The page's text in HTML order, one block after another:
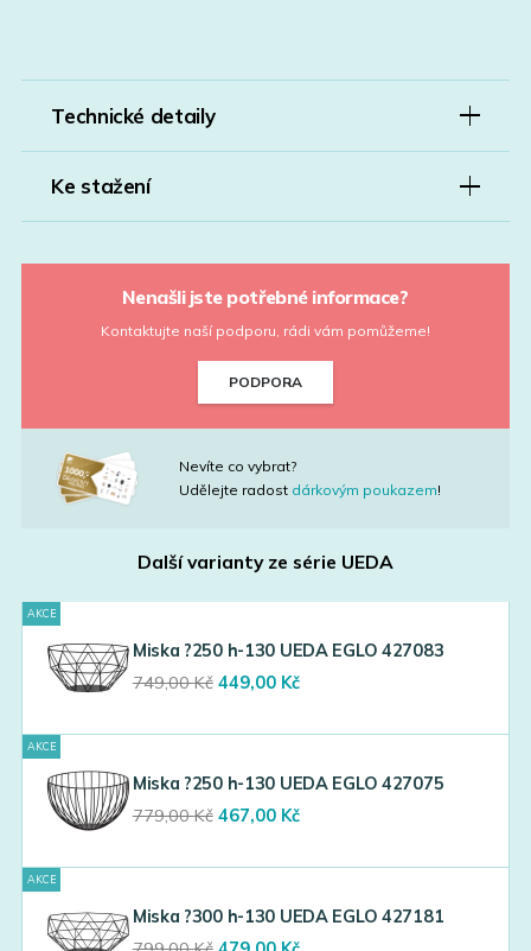
Technické detaily
Ke stažení
Nenašli jste potřebné informace?
Kontaktujte naší podporu, rádi vám pomůžeme!
PODPORA
Nevíte co vybrat?
Udělejte radost dárkovým poukazem!
Další varianty ze série UEDA
AKCE
Miska ?250 h-130 UEDA EGLO 427083
749,00Kč Original
was:
449,00 KčCurrent
is:
AKCE
Miska ?250 h-130 UEDA EGLO 427075
779,00Kč Original
was:
467,00 KčCurrent
is:
AKCE
Miska ?300 h-130 UEDA EGLO 427181